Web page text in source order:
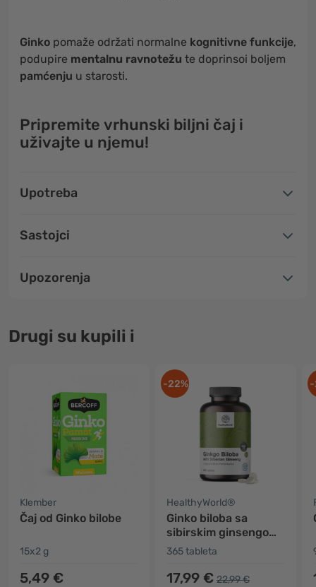
Ginko pomaže održati normalne kognitivne funkcije,
podupire mentalnu ravnotežu te doprinsoi boljem
pamćenju u starosti.
Pripremite vrhunski biljni čaj i
uživajte u njemu!
Upotreba
Sastojci
Upozorenja
Drugi su kupili i
Klember
Čaj od Ginko bilobe
15x2 g
5,49 €
-22%
HealthyWorld®
Ginko biloba sa
sibirskim ginsengom
6600 mg
365 tableta
17,99 € 22,99 €
-